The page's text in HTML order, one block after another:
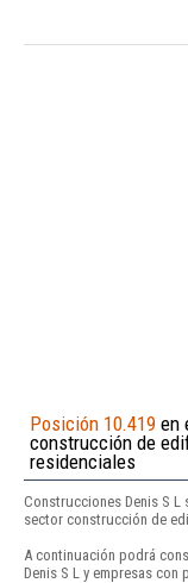
Posición 10.419 en
construcción de
residenciales
Construcciones Denis S L
sector construcción de
A continuación podrá
Denis S L y empresas